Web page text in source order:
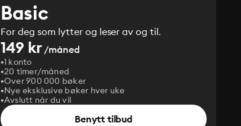
Basic
For deg som lytter og leser av og til.
149 kr/måned
1 konto
20 timer/måned
Over 900 000 bøker
Nye eksklusive bøker hver uke
Avslutt når du vil
Benytt tilbud